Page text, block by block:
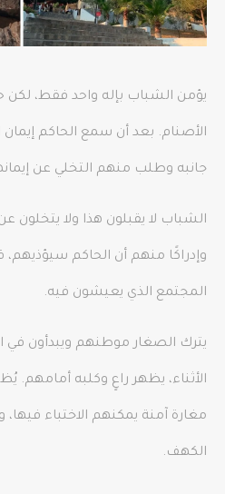
يؤمن الشباب بإله واحد فقط، لكن
الأصنام. بعد أن سمع الحاكم
جانبه وطلب منهم التخلي عن
الشباب لا يقبلون هذا ولا يتخلون
وإدراكًا منهم أن الحاكم سيؤذيهم،
المجتمع الذي يعيشون فيه.
يترك الصغار موطنهم ويبدأون في
الأثناء، يظهر راعٍ وكلبه أمامهم.
مغارة آمنة يمكنهم الاختباء
الكهف.